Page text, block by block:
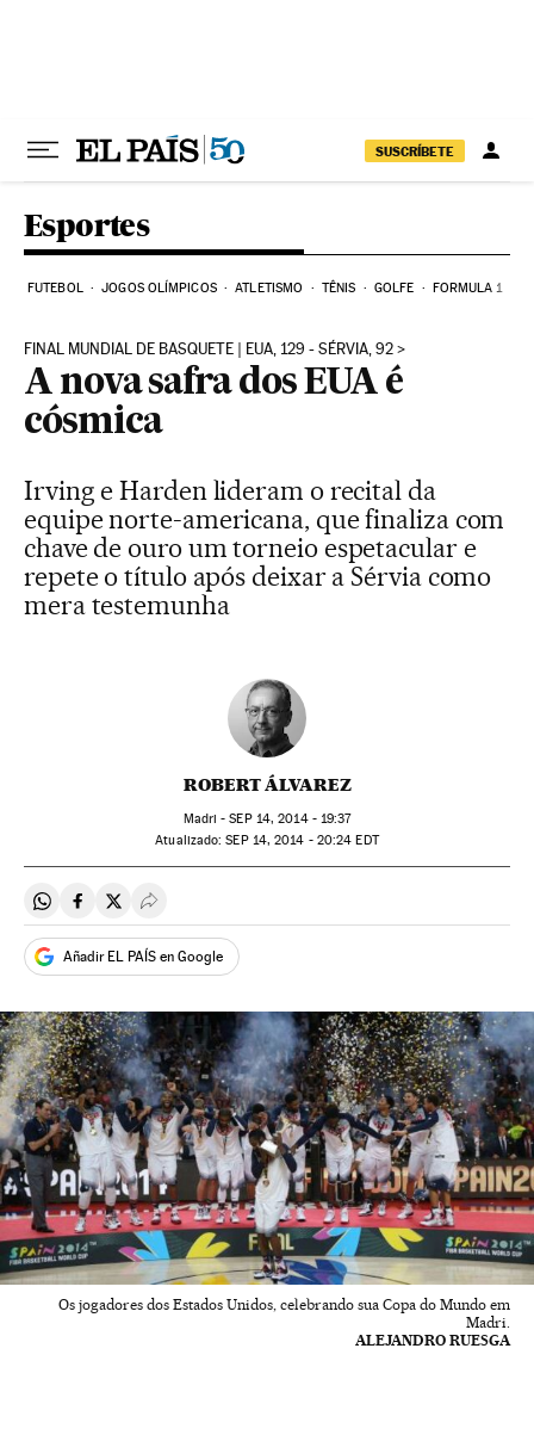
SUSCRÍBETE
Esportes
FUTEBOL JOGOS OLÍMPICOS ATLETISMO TÊNIS GOLFE FORMULA 1
FINAL MUNDIAL DE BASQUETE | EUA, 129 - SÉRVIA, 92
A nova safra dos EUA é
cósmica
Irving e Harden lideram o recital da
equipe norte-americana, que finaliza com
chave de ouro um torneio espetacular e
repete o título após deixar a Sérvia como
mera testemunha
ROBERT ÁLVAREZ
Madri -SEP14, 2014 - 19:37
atualizado: SEP14, 2014 - 20:24 EDT
Compartir en Whatsapp
Compartir en Facebook
Compartir en Twitter
Desplegar Redes Sociales
Añadir EL PAÍS en Google
Os jogadores dos Estados Unidos, celebrando sua Copa do Mundo em
Madri.
ALEJANDRO RUESGA